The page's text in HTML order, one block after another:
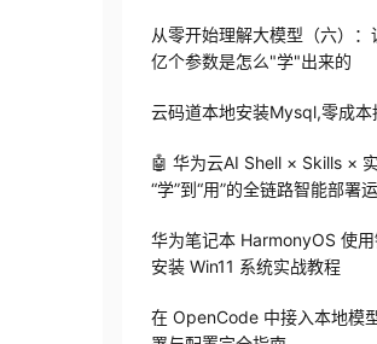
从零开始理解大模型（六）
亿个参数是怎么"学"出来的
云码道本地安装Mysql,零成本
🤖 华为云AI Shell × Skills ×
“学”到“用”的全链路智能部署
华为笔记本 HarmonyOS 使
安装 Win11 系统实战教程
在 OpenCode 中接入本地模